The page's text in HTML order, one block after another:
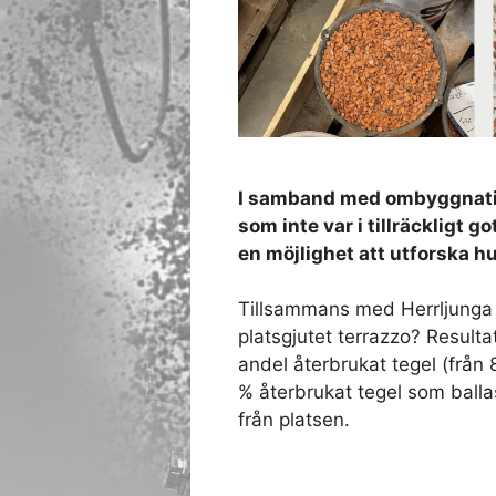
I samband med
som inte var i tillräckligt
en möjlighet att utforska
Tillsammans med
platsgjutet terrazzo?
andel återbrukat tegel (från
% återbrukat tegel som
från platsen.